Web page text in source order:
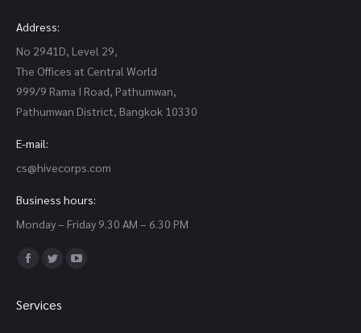
Address:
No 2941D, Level 29,
The Offices at Central World
999/9 Rama I Road, Pathumwan,
Pathumwan District, Bangkok 10330
E-mail:
cs@hivecorps.com
Business hours:
Monday – Friday 9.30 AM – 6.30 PM
Find us on:
Facebook
opens
Twitter
opens
Services